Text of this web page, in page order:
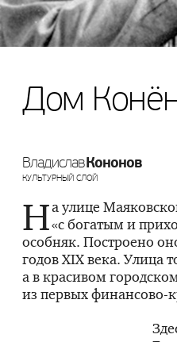
Дом
ВладиславКононов
КУЛЬТУРНЫЙ СЛОЙ
На улице
«с богатым и
особняк. Построено
годов XIX века. Улица
а в красивом
из первыхфинансово-